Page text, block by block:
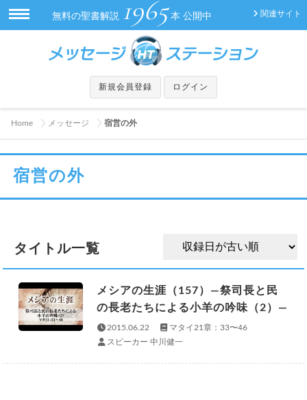
関連サイト
無料の聖書解説 1965 本 公開中
新規会員登録 ログイン
Home メッセージ 宿営の外
宿営の外
タイトル一覧
メシアの生涯（157）—祭司長と民
の長老たちによる小羊の吟味（2）—
2015.06.22
マタイ21章：33〜46
スピーカー 中川健一